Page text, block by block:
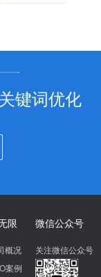
键词优化
限
概况
案例
微信公众号
关注微信公众号